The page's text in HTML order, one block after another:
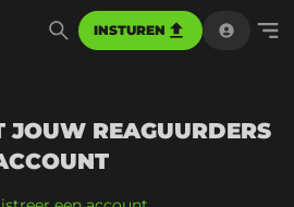
INSTUREN
JOUW REAGUURDERS